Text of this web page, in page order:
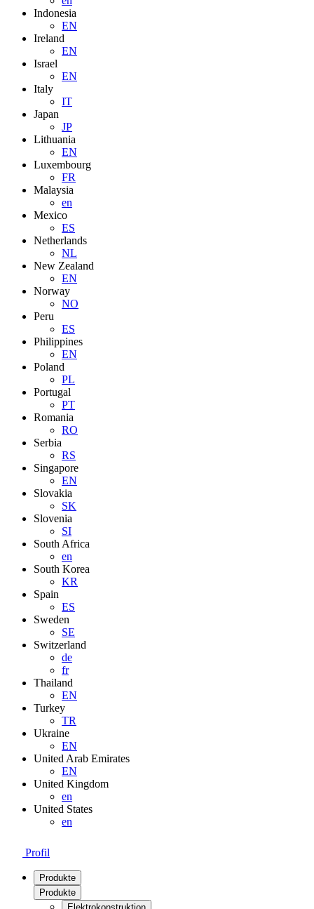
Indonesia
EN
Ireland
EN
Israel
EN
Italy
IT
Japan
JP
Lithuania
EN
Luxembourg
FR
Malaysia
en
Mexico
ES
Netherlands
NL
New Zealand
EN
Norway
NO
Peru
ES
Philippines
EN
Poland
PL
Portugal
PT
Romania
RO
Serbia
RS
Singapore
EN
Slovakia
SK
Slovenia
SI
South Africa
en
South Korea
KR
Spain
ES
Sweden
SE
Switzerland
de
fr
Thailand
EN
Turkey
TR
Ukraine
EN
United Arab Emirates
EN
United Kingdom
en
United States
en
Profil
Produkte
Produkte